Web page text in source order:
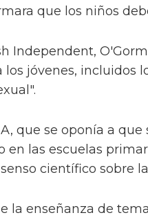
que los niños
Independent,
jóvenes, incluidos
que se oponía a
en las escuelas
científico sobre
la enseñanza de